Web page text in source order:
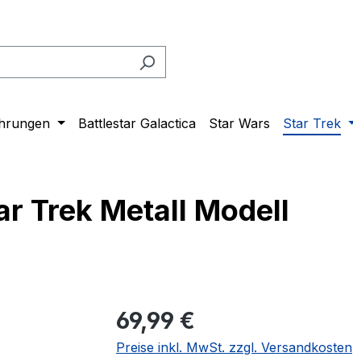
Battlestar Galactica Star Wars Star Trek
Trek Metall Modell
Regulärer Preis:
69,99 €
Preise inkl. MwSt. zzgl. Versandkosten